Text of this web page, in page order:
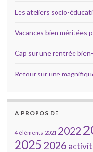
Les ateliers socio-
Vacances bien méritées
Cap sur une rentrée
Retour sur une
A PROPOS DE
4 éléments 2021 2022
20252026